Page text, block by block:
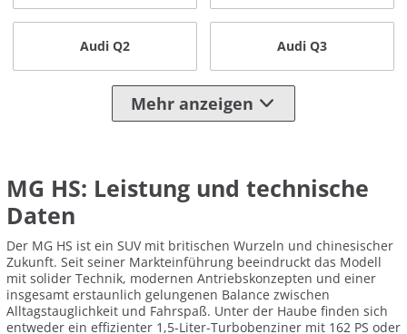
Audi Q2 Audi Q3
Mehr anzeigen
MG HS: Leistung und technische
Daten
Der MG HS ist ein SUV mit britischen Wurzeln und chinesischer
Zukunft. Seit seiner Markteinführung beeindruckt das Modell
mit solider Technik, modernen Antriebskonzepten und einer
insgesamt erstaunlich gelungenen Balance zwischen
Alltagstauglichkeit und Fahrspaß. Unter der Haube finden sich
entweder ein effizienter 1,5-Liter-Turbobenziner mit 162 PS oder